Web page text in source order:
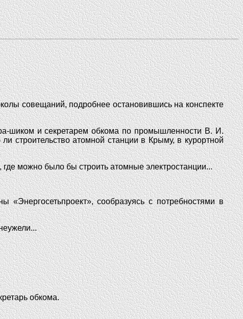
совещаний, подробнее остановившись на конспекте
шиком и секретарем обкома по промышленности В. И.
строительство атомной станции в Крыму, в курортной
можно было бы строить атомные электростанции...
сообразуясь с потребностями в
обкома.